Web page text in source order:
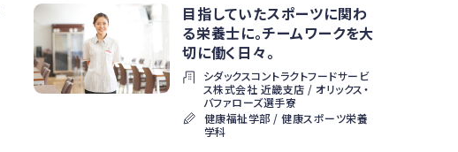
シダックスコントラクトフードサービ
ス株式会社 近畿支店 / オリックス・
バファローズ選手寮
健康福祉学部 / 健康スポーツ栄養
学科
目指していたスポーツに関わ
る栄養士に。チームワークを大
切に働く日々。